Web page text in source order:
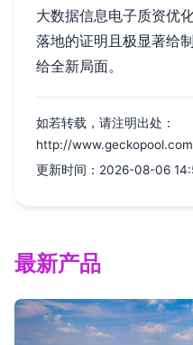
大数据信息电子质资优
落地的证明且极显著给
给全新局面。
如若转载，请注明出处：
http://
更新时间：2026-08-06
最新产品